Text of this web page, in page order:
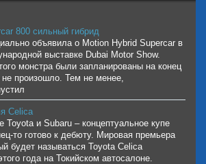
800 сильный гибрид
объявила о Motion Hybrid Supercar в
выставке Dubai Motor Show.
монстра были запланированы на конец
не произошло. Тем не менее,
Celica
Toyota и Subaru – концептуальное купе
то готово к дебюту. Мировая премьера
будет называться Toyota Celica
года на Токийском автосалоне.